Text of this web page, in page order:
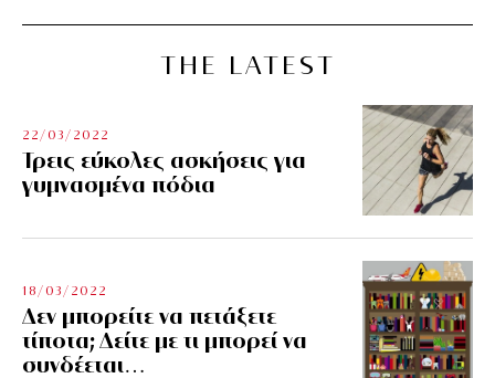
THE LATEST
22/03/2022
Τρεις εύκολες ασκήσεις για
γυμνασμένα πόδια
18/03/2022
Δεν μπορείτε να πετάξετε
τίποτα; Δείτε με τι μπορεί να
συνδέεται…